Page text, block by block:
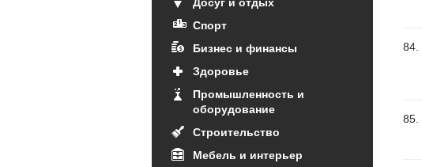
Спорт
Бизнес и финансы
Здоровье
Промышленность и
оборудование
Строительство
Мебель и интерьер
84.
85.